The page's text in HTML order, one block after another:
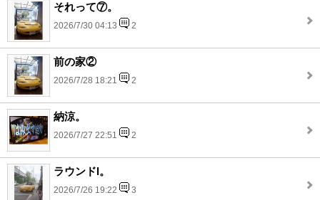
それって⑦。
2026/7/30 04:13 2
前の家②
2026/7/28 18:21 2
納涼。
2026/7/27 22:51 2
ラウンドl。
2026/7/26 19:22 3